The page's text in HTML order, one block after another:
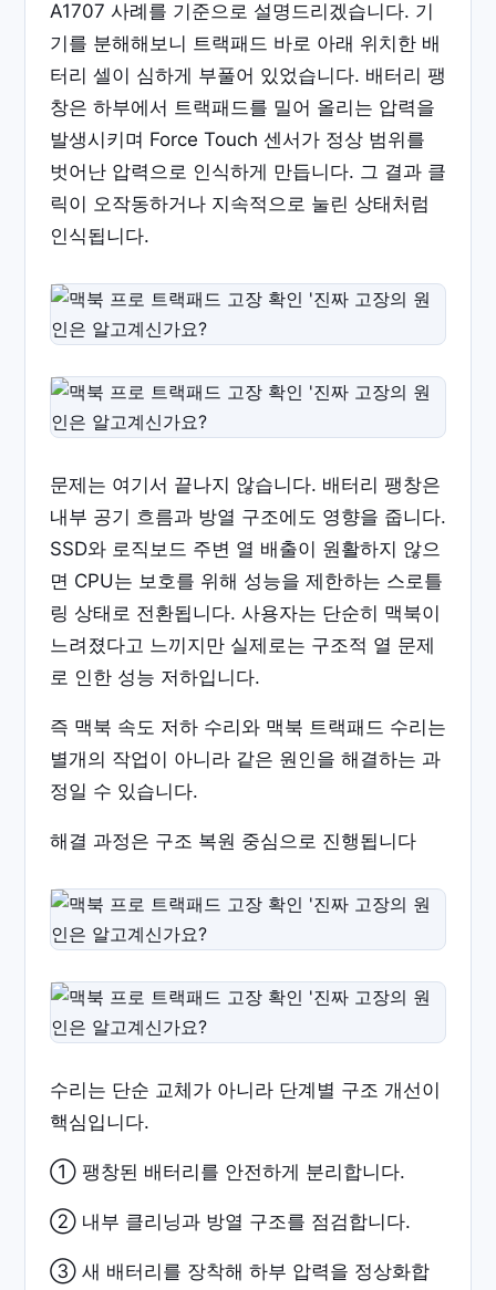
A1707 사례를 기준으로 설명드리겠습니다. 기
기를 분해해보니 트랙패드 바로 아래 위치한 배
터리 셀이 심하게 부풀어 있었습니다. 배터리 팽
창은 하부에서 트랙패드를 밀어 올리는 압력을
발생시키며 Force Touch 센서가 정상 범위를
벗어난 압력으로 인식하게 만듭니다. 그 결과 클
릭이 오작동하거나 지속적으로 눌린 상태처럼
인식됩니다.
문제는 여기서 끝나지 않습니다. 배터리 팽창은
내부 공기 흐름과 방열 구조에도 영향을 줍니다.
SSD와 로직보드 주변 열 배출이 원활하지 않으
면 CPU는 보호를 위해 성능을 제한하는 스로틀
링 상태로 전환됩니다. 사용자는 단순히 맥북이
느려졌다고 느끼지만 실제로는 구조적 열 문제
로 인한 성능 저하입니다.
즉 맥북 속도 저하 수리와 맥북 트랙패드 수리는
별개의 작업이 아니라 같은 원인을 해결하는 과
정일 수 있습니다.
해결 과정은 구조 복원 중심으로 진행됩니다
수리는 단순 교체가 아니라 단계별 구조 개선이
핵심입니다.
① 팽창된 배터리를 안전하게 분리합니다.
② 내부 클리닝과 방열 구조를 점검합니다.
③ 새 배터리를 장착해 하부 압력을 정상화합